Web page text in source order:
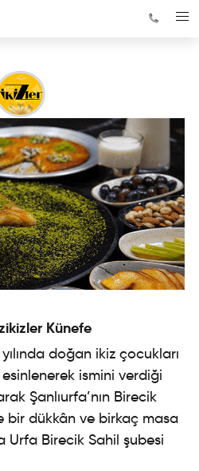
Künefe
doğan ikiz çocukları
ismini verdiği
Şanlıurfa’nın Birecik
bir dükkân ve birkaç masa
Urfa Birecik Sahil şubesi